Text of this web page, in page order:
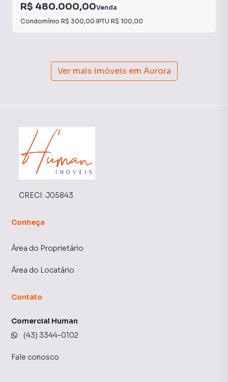
R$ 480.000,00Venda
Condomínio R$ 300,00·IPTU R$ 100,00
Ver mais imóveis em Aurora
CRECI: J05843
Conheça
Área do Proprietário
Área do Locatário
Contato
Comercial Human
(43) 3344-0102
Fale conosco